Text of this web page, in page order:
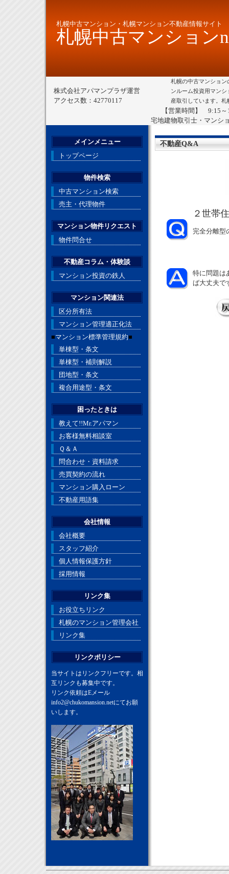
札幌中古マンション・札幌マンション不動産情報サイト
札幌中古マンション
株式会社アパマンプラザ運営
アクセス数：42770117
札幌の中古マンショ
ンルーム投資用マン
産取引しています。
【営業時間】 9:15
宅地建物取引士・マンシ
不動産Q&A
２世帯
完全分離型
特に問題は
ば大丈夫で
メインメニュー
トップページ
物件検索
中古マンション検索
売主・代理物件
マンション物件リクエスト
物件問合せ
不動産コラム・体験談
マンション投資の鉄人
マンション関連法
区分所有法
マンション管理適正化法
■マンション標準管理規約■
単棟型・条文
単棟型・補則解説
団地型・条文
複合用途型・条文
困ったときは
教えて!!Mr.アパマン
お客様無料相談室
Ｑ＆Ａ
問合わせ・資料請求
売買契約の流れ
マンション購入ローン
不動産用語集
会社情報
会社概要
スタッフ紹介
個人情報保護方針
採用情報
リンク集
お役立ちリンク
札幌のマンション管理会社
リンク集
リンクポリシー
当サイトはリンクフリーです。相
互リンクも募集中です。
リンク依頼はEメール
info2@chukomansion.netにてお願
いします。